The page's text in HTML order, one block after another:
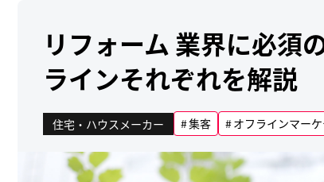
リフォーム 業界に必須
ラインそれぞれを解説
住宅・ハウスメーカー 集客 オフラインマー